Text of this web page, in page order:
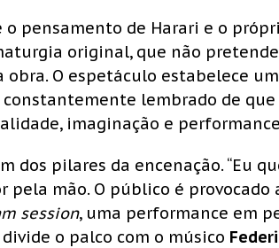
pensamento de Harari e o
original, que não
obra. O espetáculo estabelece
lembrado de
imaginação e
dos pilares da encenação. “Eu
pela mão. O público é
session, uma performance em
o palco com o músico